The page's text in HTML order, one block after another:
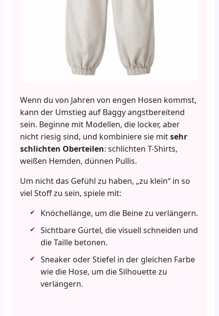
Wenn du von Jahren von engen Hosen kommst,
kann der Umstieg auf Baggy angstbereitend
sein. Beginne mit Modellen, die locker, aber
nicht riesig sind, und kombiniere sie mitsehr
schlichten Oberteilen: schlichten T-Shirts,
weißen Hemden, dünnen Pullis.
Um nicht das Gefühl zu haben, „zu klein“ in so
viel Stoff zu sein, spiele mit:
Knöchellänge, um die Beine zu verlängern.
Sichtbare Gürtel, die visuell schneiden und
die Taille betonen.
Sneaker oder Stiefel in der gleichen Farbe
wie die Hose, um die Silhouette zu
verlängern.